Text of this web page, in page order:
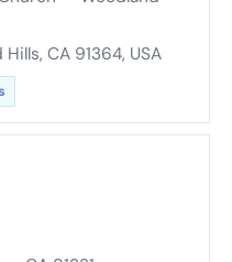
CA 91364, USA